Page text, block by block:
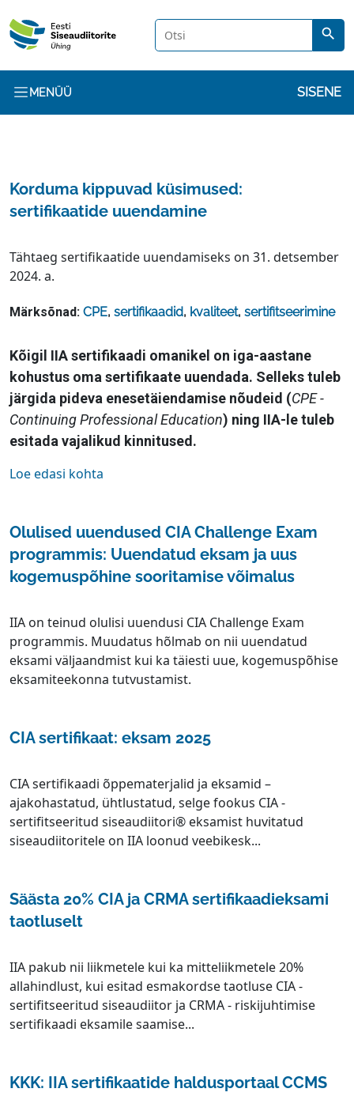
search
MENÜÜ SISENE
Korduma kippuvad küsimused:
sertifikaatide uuendamine
Tähtaeg sertifikaatide uuendamiseks on 31. detsember
2024. a.
Märksõnad: CPE, sertifikaadid, kvaliteet, sertifitseerimine
Kõigil IIA sertifikaadi omanikel on iga-aastane
kohustus oma sertifikaate uuendada. Selleks tuleb
järgida pideva enesetäiendamise nõudeid (CPE -
Continuing Professional Education) ning IIA-le tuleb
esitada vajalikud kinnitused.
Loe edasi Sertifikaatide uuendamine
kohta
Olulised uuendused CIA Challenge Exam
programmis: Uuendatud eksam ja uus
kogemuspõhine sooritamise võimalus
IIA on teinud olulisi uuendusi CIA Challenge Exam
programmis. Muudatus hõlmab on nii uuendatud
eksami väljaandmist kui ka täiesti uue, kogemuspõhise
eksamiteekonna tutvustamist.
CIA sertifikaat: eksam 2025
CIA sertifikaadi õppematerjalid ja eksamid –
ajakohastatud, ühtlustatud, selge fookus CIA -
sertifitseeritud siseaudiitori® eksamist huvitatud
siseaudiitoritele on IIA loonud veebikesk...
Säästa 20% CIA ja CRMA sertifikaadieksami
taotluselt
IIA pakub nii liikmetele kui ka mitteliikmetele 20%
allahindlust, kui esitad esmakordse taotluse CIA -
sertifitseeritud siseaudiitor ja CRMA - riskijuhtimise
sertifikaadi eksamile saamise...
KKK: IIA sertifikaatide haldusportaal CCMS